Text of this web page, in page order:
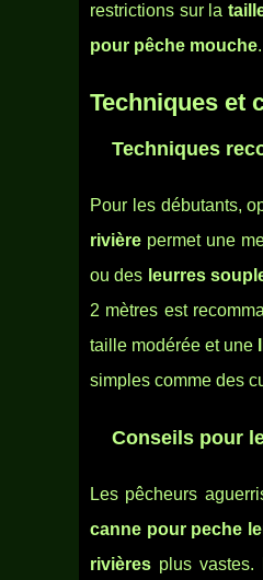
restrictions sur la
pour pêche mouche
Techniques et
Techniques
Pour les débutants,
rivière permet une
ou des leurres
2 mètres est
taille modérée et une
simples comme des
Conseils pour
Les pêcheurs
canne pour peche
rivières plus vastes.